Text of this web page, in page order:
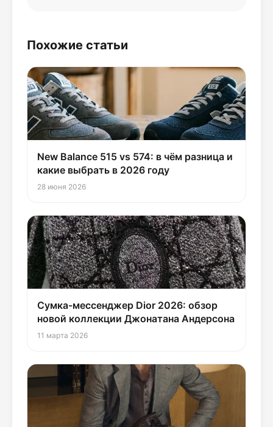
Похожие статьи
New Balance 515 vs 574: в чём разница и
какие выбрать в 2026 году
28 июня 2026
Сумка-мессенджер Dior 2026: обзор
новой коллекции Джонатана Андерсона
11 марта 2026